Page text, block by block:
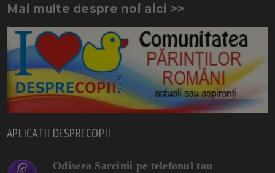
Mai multe despre noi aici >>
APLICATII DESPRECOPII
Odiseea Sarcinii pe telefonul tau